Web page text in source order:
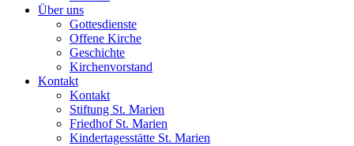
Über uns
Gottesdienste
Offene Kirche
Geschichte
Kirchenvorstand
Kontakt
Kontakt
Stiftung St. Marien
Friedhof St. Marien
Kindertagesstätte St. Marien